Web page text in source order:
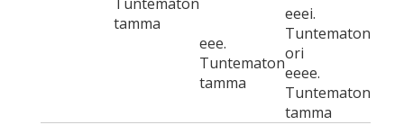
tamma
eee.
Tuntematon
tamma
eeei.
Tuntematon
ori
eeee.
Tuntematon
tamma